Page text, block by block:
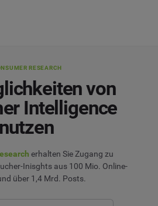
RESEARCH
von
Intelligence
nutzen
erhalten Sie Zugang zu
Inisghts aus 100 Mio. Online-
über 1,4 Mrd. Posts.